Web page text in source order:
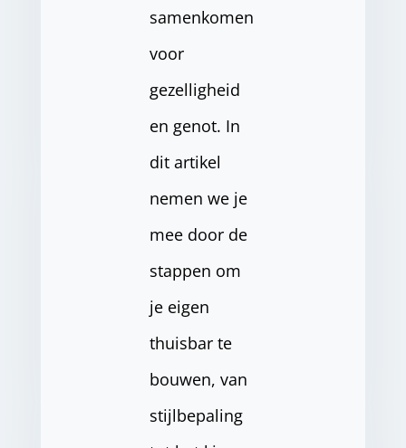
samenkomen
voor
gezelligheid
en genot. In
dit artikel
nemen we je
mee door de
stappen om
je eigen
thuisbar te
bouwen, van
stijlbepaling